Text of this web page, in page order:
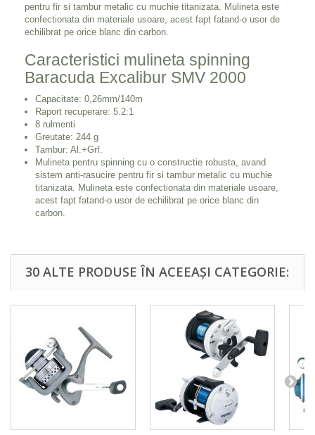
pentru fir si tambur metalic cu muchie titanizata. Mulineta este
confectionata din materiale usoare, acest fapt fatand-o usor de
echilibrat pe orice blanc din carbon.
Caracteristici mulineta spinning
Baracuda Excalibur SMV 2000
Capacitate: 0,26mm/140m
Raport recuperare: 5.2:1
8 rulmenti
Greutate: 244 g
Tambur: Al.+Grf.
Mulineta pentru spinning cu o constructie robusta, avand
sistem anti-rasucire pentru fir si tambur metalic cu muchie
titanizata. Mulineta este confectionata din materiale usoare,
acest fapt fatand-o usor de echilibrat pe orice blanc din
carbon.
30 ALTE PRODUSE ÎN ACEEAȘI CATEGORIE: